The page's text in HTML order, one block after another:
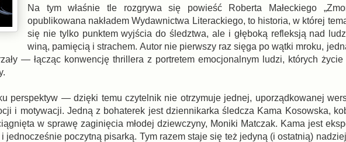
Na tym właśnie tle rozgrywa się powieść Roberta Małeckiego
opublikowana nakładem Wydawnictwa Literackiego, to historia, w której
się nie tylko punktem wyjścia do śledztwa, ale i głęboką refleksją nad
winą, pamięcią i strachem. Autor nie pierwszy raz sięga po wątki mroku,
— łącząc konwencję thrillera z portretem emocjonalnym ludzi, których życie
perspektyw — dzięki temu czytelnik nie otrzymuje jednej, uporządkowanej
i motywacji. Jedną z bohaterek jest dziennikarka śledcza Kama Kosowska,
w sprawę zaginięcia młodej dziewczyny, Moniki Matczak. Kama jest
jednocześnie poczytną pisarką. Tym razem staje się też jedyną (i ostatnią)